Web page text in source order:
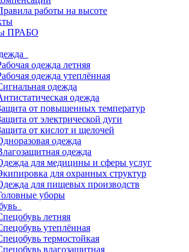
работы на высоте
ПРАБО
одежда летняя
одежда утеплённая
одежда
одежда
от повышенных температур
от электрической дуги
от кислот и щелочей
одежда
одежда
для медицины и сферы услуг
для охранных структур
для пищевых производств
уборы
летняя
утеплённая
термостойкая
влагозащитная